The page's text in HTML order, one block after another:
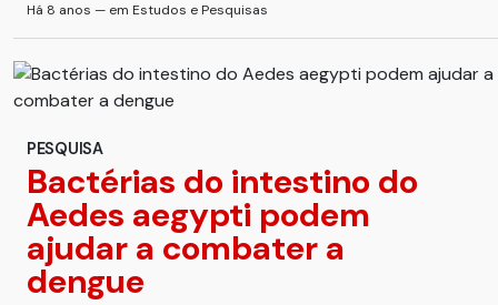
Há 8 anos — em Estudos e Pesquisas
PESQUISA
Bactérias do intestino do
Aedes aegypti podem
ajudar a combater a
dengue